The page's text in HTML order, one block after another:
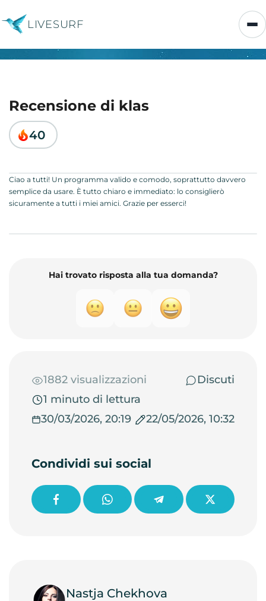
LIVESURF
Recensione di klas
40
Ciao a tutti! Un programma valido e comodo, soprattutto davvero
semplice da usare. È tutto chiaro e immediato: lo consiglierò
sicuramente a tutti i miei amici. Grazie per esserci!
Hai trovato risposta alla tua domanda?
1882 visualizzazioni
Discuti
1 minuto di lettura
30/03/2026, 20:19
22/05/2026, 10:32
Condividi sui social
Nastja Chekhova